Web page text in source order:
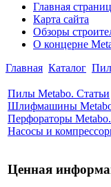
Главная
Карта сайта
Обзоры
О концерне
Главная Каталог
Пилы Metabo. Статьи
Шлифмашины
Перфораторы
Насосы и
Ценная